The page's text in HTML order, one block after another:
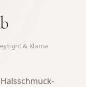
& Klarna